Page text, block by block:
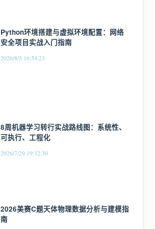
Python环境搭建与虚拟环境配置：网络
安全项目实战入门指南
2026/8/5 16:54:23
8周机器学习转行实战路线图：系统性、
可执行、工程化
2026/7/29 19:32:30
2026美赛C题天体物理数据分析与建模指
南